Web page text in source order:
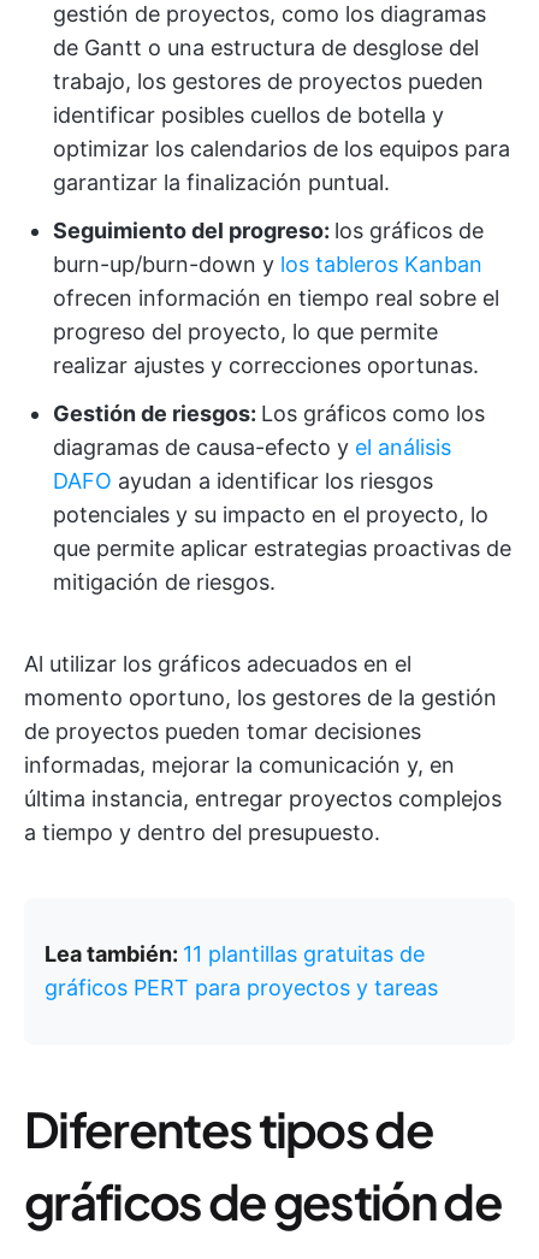
gestión de proyectos, como los diagramas
de Gantt o una estructura de desglose del
trabajo, los gestores de proyectos pueden
identificar posibles cuellos de botella y
optimizar los calendarios de los equipos para
garantizar la finalización puntual.
Seguimiento del progreso: los gráficos de
burn-up/burn-down y los tableros Kanban
ofrecen información en tiempo real sobre el
progreso del proyecto, lo que permite
realizar ajustes y correcciones oportunas.
Gestión de riesgos: Los gráficos como los
diagramas de causa-efecto y el análisis
DAFO ayudan a identificar los riesgos
potenciales y su impacto en el proyecto, lo
que permite aplicar estrategias proactivas de
mitigación de riesgos.
Al utilizar los gráficos adecuados en el
momento oportuno, los gestores de la gestión
de proyectos pueden tomar decisiones
informadas, mejorar la comunicación y, en
última instancia, entregar proyectos complejos
a tiempo y dentro del presupuesto.
Lea también: 11 plantillas gratuitas de
gráficos PERT para proyectos y tareas
Diferentes tipos de
gráficos de gestión de